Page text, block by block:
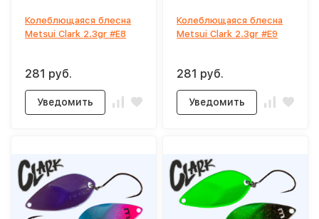
Колеблющаяся блесна
Metsui Clark 2.3gr #E8
281 руб.
Уведомить
Колеблющаяся блесна
Metsui Clark 2.3gr #E9
281 руб.
Уведомить